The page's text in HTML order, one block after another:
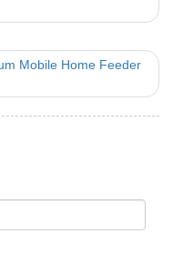
Mobile Home Feeder